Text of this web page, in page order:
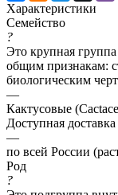
Характеристики
Семейство
?
Это крупная
общим признакам:
биологическим
—
Кактусовые
Доступная доставка
—
по всей России
Род
?